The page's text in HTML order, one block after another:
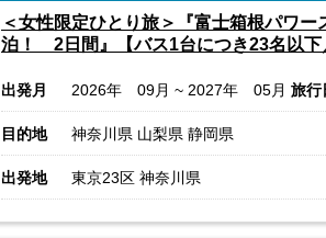
＜女性限定ひとり旅＞『富士箱根パワ
泊！ 2日間』【バス1台につき23名以下
出発月 2026年 09月 ~ 2027年 05月 旅行
目的地 神奈川県 山梨県 静岡県
出発地 東京23区 神奈川県